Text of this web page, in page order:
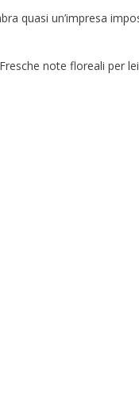
quasi un’impresa
note floreali per